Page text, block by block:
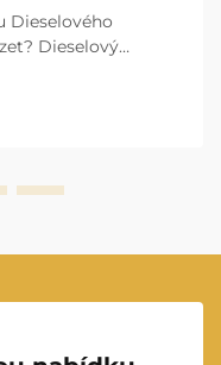
Dieselového
Dieselový
centrech pro